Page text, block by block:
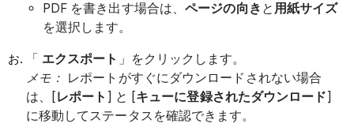
PDF を書き出す場合は、ページの向き と 用紙サイズ
を選択します。
「 エクスポート 」をクリックします。
メモ： レポートがすぐにダウンロードされない場合
は、[レポート ] と [キューに登録されたダウンロード]
に移動してステータスを確認できます。